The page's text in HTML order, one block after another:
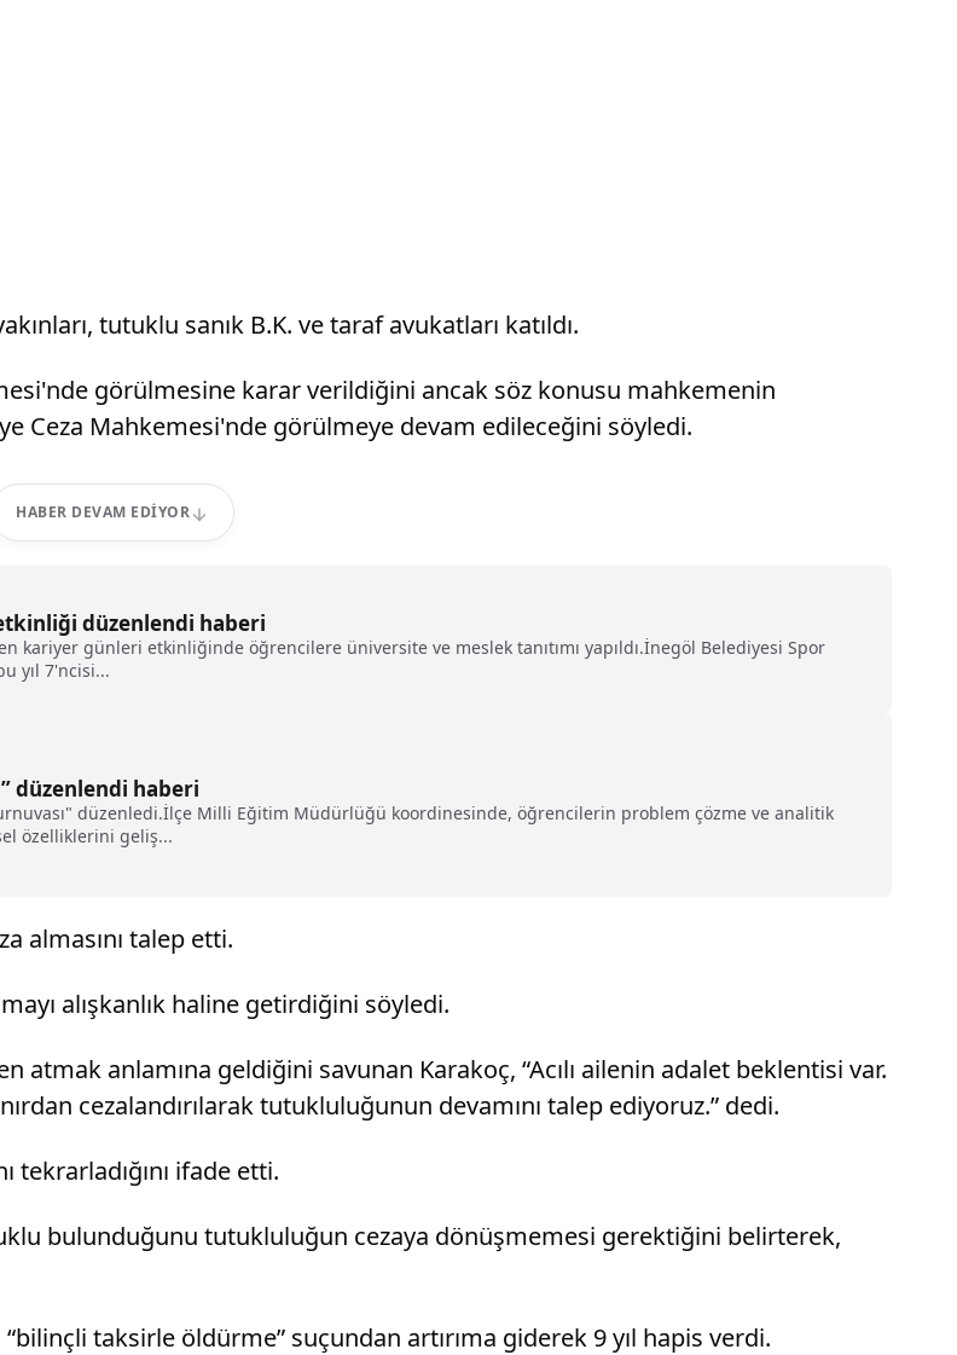
tutuklu sanık B.K. ve taraf avukatları katıldı.
görülmesine karar verildiğini ancak söz konusu mahkemenin
Ceza Mahkemesi'nde görülmeye devam edileceğini söyledi.
HABER DEVAM EDIYOR
düzenlendi haberi
kariyer günleri etkinliğinde öğrencilere üniversite ve meslek tanıtımı yapıldı.İnegöl Belediyesi Spor
yıl 7'ncisi...
düzenlendi haberi
düzenledi.İlçe Milli Eğitim Müdürlüğü koordinesinde, öğrencilerin problem çözme ve analitik
özelliklerini geliş...
almasını talep etti.
alışkanlık haline getirdiğini söyledi.
atmak anlamına geldiğini savunan Karakoç, “Acılı ailenin adalet beklentisi var.
cezalandırılarak tutukluluğunun devamını talep ediyoruz.” dedi.
tekrarladığını ifade etti.
bulunduğunu tutukluluğun cezaya dönüşmemesi gerektiğini belirterek,
taksirle öldürme” suçundan artırıma giderek 9 yıl hapis verdi.